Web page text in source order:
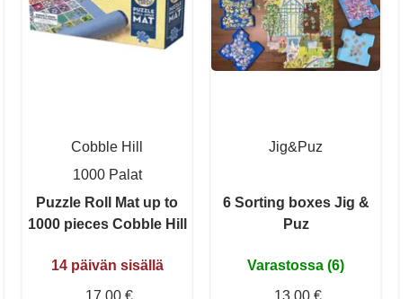
Cobble Hill
1000 Palat
Puzzle Roll Mat up to
1000 pieces Cobble Hill
14 päivän sisällä
17,00 €
Jig&Puz
6 Sorting boxes Jig &
Puz
Varastossa (6)
13,00 €